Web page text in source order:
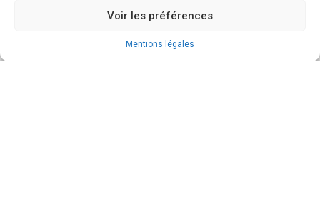
Voir les préférences
Mentions légales